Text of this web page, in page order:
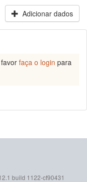
Adicionar dados
faça o login para
build 1122-cf90431